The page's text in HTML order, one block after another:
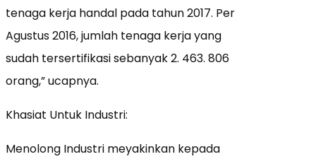
tenaga kerja handal pada tahun 2017. Per
Agustus 2016, jumlah tenaga kerja yang
sudah tersertifikasi sebanyak 2. 463. 806
orang,” ucapnya.
Khasiat Untuk Industri:
Menolong Industri meyakinkan kepada